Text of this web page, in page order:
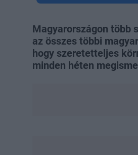
Magyarországon több
az összes többi
hogy szeretetteljes
minden héten